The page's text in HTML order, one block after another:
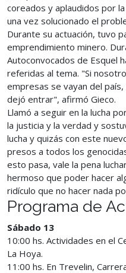
coreados y aplaudidos por
una vez solucionado el
Durante su actuación, tuvo
emprendimiento minero.
Autoconvocados de Esquel
referidas al tema. "Si
empresas se vayan del
dejó entrar", afirmó Gieco.
Llamó a seguir en la lucha
la justicia y la verdad y
lucha y quizás con este
presos a todos los
esto pasa, vale la pena
hermoso que poder hacer
ridículo que no hacer nada
Programa de
Sábado 13
10:00 hs. Actividades en el
La Hoya.
11:00 hs. En Trevelin,